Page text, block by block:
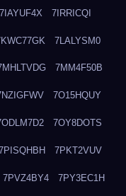
7IAYUF4X 7IRRICQI
7LALYSM0
7MM4F50B
7O15HQUY
7OY8DOTS
7PKT2VUV
7PVZ4BY4 7PY3EC1H